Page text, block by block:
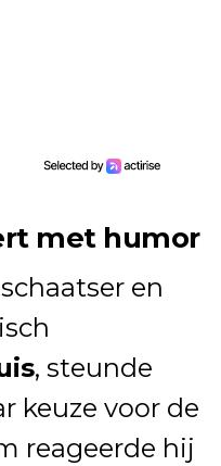
met humor
en
, steunde
keuze voor de
reageerde hij